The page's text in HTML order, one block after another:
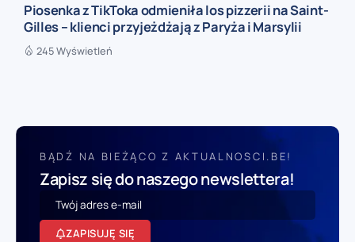
Piosenka z TikToka odmieniła los pizzerii na Saint-
Gilles – klienci przyjeżdżają z Paryża i Marsylii
245 Wyświetleń
BĄDŹ NA BIEŻĄCO Z AKTUALNOSCI.BE!
Zapisz się do naszego newslettera!
ZAPISUJĘ SIĘ